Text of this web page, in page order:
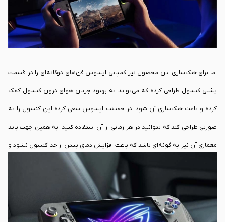
اما برای خنک‌سازی این محصول نیز کمپانی ایسوس فن‌های دوگانه‌ای را در قسمت
پشتی کنسول طراحی کرده که می‌تواند به بهبود جریان هوای درون کنسول کمک
کرده و باعث خنک‌سازی آن شود. در حقیقت ایسوس سعی کرده این کنسول را به
صورتی طراحی کند که بتوانید در هر زمانی از آن استفاده کنید. به همین جهت باید
معماری آن نیز به گونه‌ای باشد که باعث افزایش دمای بیش از حد کنسول نشود و
به تجربه شما از کار با این کنسول آسیب نزند. این موضوع موردی بود که باعث
مناسبی به بخش خنک‌سازی داشته باشد و یک محصول کارآمد را به بازار عرضه کند.